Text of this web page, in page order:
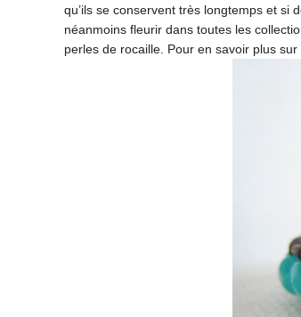
qu’ils se conservent très longtemps et si
néanmoins fleurir dans toutes les
perles de rocaille. Pour en savoir plus sur